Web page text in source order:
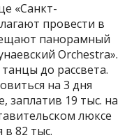
«Санкт-
провести в
панорамный
Orchestra».
до рассвета.
на 3 дня
заплатив 19 тыс. на
люксе
в 82 тыс.